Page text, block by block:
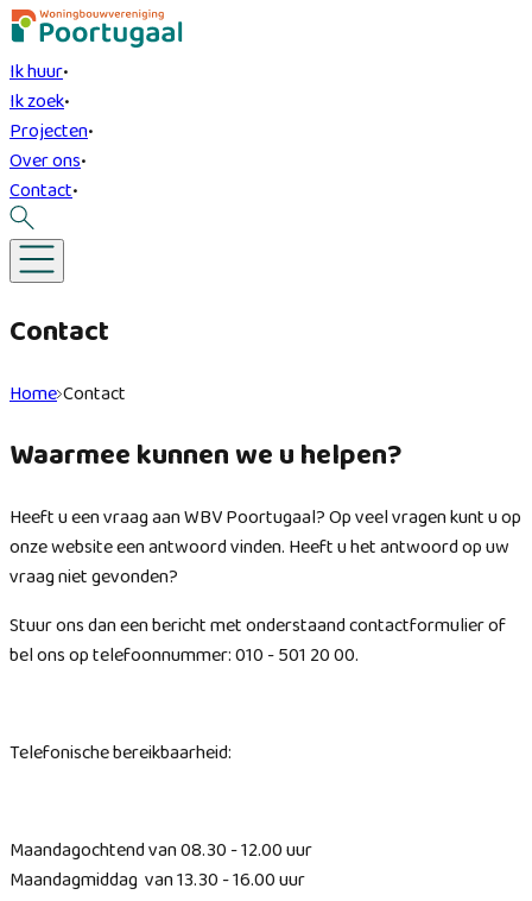
Ik huur•
Ik zoek•
Projecten•
Over ons•
Contact•
Contact
Home Contact
Waarmee kunnen we u helpen?
Heeft u een vraag aan WBV Poortugaal? Op veel vragen kunt u op
onze website een antwoord vinden. Heeft u het antwoord op uw
vraag niet gevonden?
Stuur ons dan een bericht met onderstaand contactformulier of
bel ons op telefoonnummer: 010 - 501 20 00.
Telefonische bereikbaarheid:
Maandagochtend van 08.30 - 12.00 uur
Maandagmiddag van 13.30 - 16.00 uur